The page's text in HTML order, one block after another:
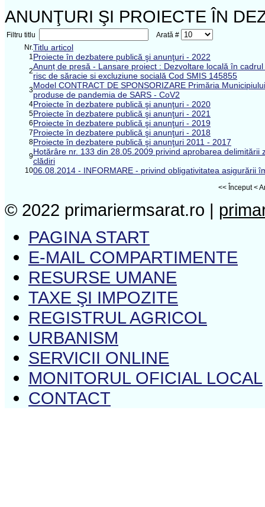
ANUNŢURI ŞI PROIECTE ÎN
Filtru titlu
Arată #
Nr.Titlu articol
1Proiecte în dezbatere publică şi anunţuri - 2022
2Anunț de presă - Lansare proiect : Dezvoltare locală în
risc de săracie si excluziune socială Cod SMIS 145855
3Model CONTRACT DE SPONSORIZARE Primăria
produse de pandemia de SARS - CoV2
4Proiecte în dezbatere publică şi anunţuri - 2020
5Proiecte în dezbatere publică şi anunţuri - 2021
6Proiecte în dezbatere publică şi anunţuri - 2019
7Proiecte în dezbatere publică şi anunţuri - 2018
8Proiecte în dezbatere publică şi anunţuri 2011 - 2017
9Hotărâre nr. 133 din 28.05.2009 privind aprobarea
clădiri
1006.08.2014 - INFORMARE - privind obligativitatea asigurării
<< Început<
© 2022 primariermsarat.ro |
PAGINA START
E-MAIL COMPARTIMENTE
RESURSE UMANE
TAXE ŞI IMPOZITE
REGISTRUL AGRICOL
URBANISM
SERVICII ONLINE
MONITORUL OFICIAL LOCAL
CONTACT